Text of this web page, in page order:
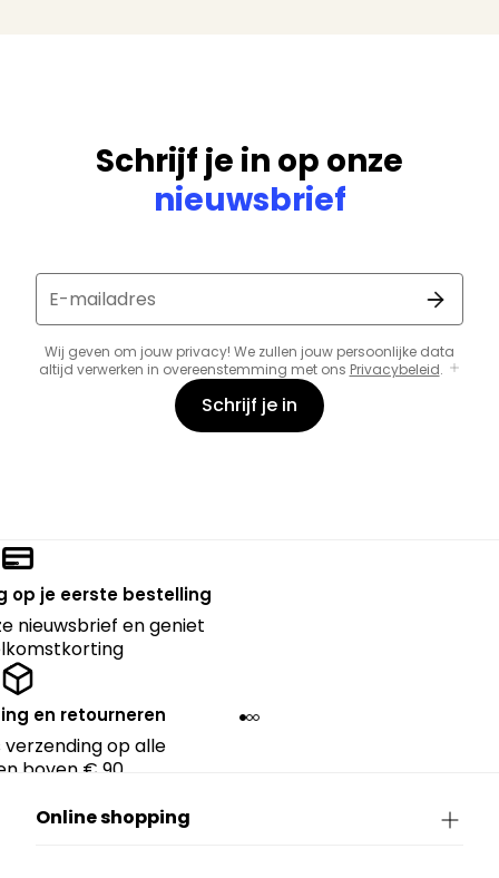
Schrijf je in op onze
nieuwsbrief
E-mailadres
Wij geven om jouw privacy! We zullen jouw persoonlijke data
altijd verwerken in overeenstemming met ons Privacybeleid.
Schrijf je in
op je eerste bestelling
nieuwsbrief en geniet
en retourneren
op alle
boven € 90.
Online shopping